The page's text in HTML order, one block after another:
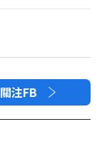
關注FB